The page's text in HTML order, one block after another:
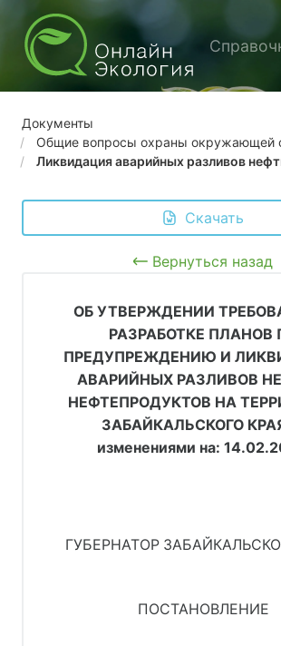
Документы
Общие вопросы охраны окружающей
Ликвидация аварийных разливов
Скачать
Вернуться назад
ОБ УТВЕРЖДЕНИИ
РАЗРАБОТКЕ ПЛАНОВ
ПРЕДУПРЕЖДЕНИЮ И
АВАРИЙНЫХ РАЗЛИВОВ
НЕФТЕПРОДУКТОВ НА
ЗАБАЙКАЛЬСКОГО
изменениями на:
ГУБЕРНАТОР
ПОСТАНОВЛЕНИЕ